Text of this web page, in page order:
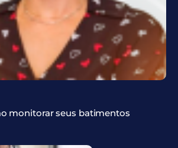
monitorar seus batimentos